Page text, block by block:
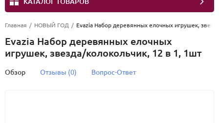
Главная / НОВЫЙ ГОД / Evazia Набор деревянных елочных игрушек,
Evazia Набор деревянных елочных
игрушек, звезда/колокольчик, 12 в 1, 1шт
Обзор Отзывы (0) Вопрос-Ответ